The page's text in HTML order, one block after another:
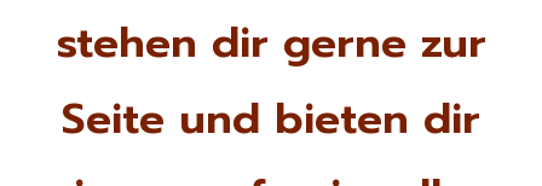
stehen dir gerne zur
Seite und bieten dir